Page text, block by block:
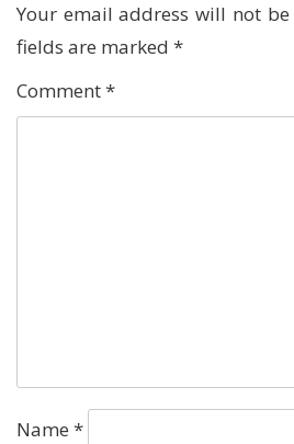
Your email address will not
fields are marked *
Comment*
Name *